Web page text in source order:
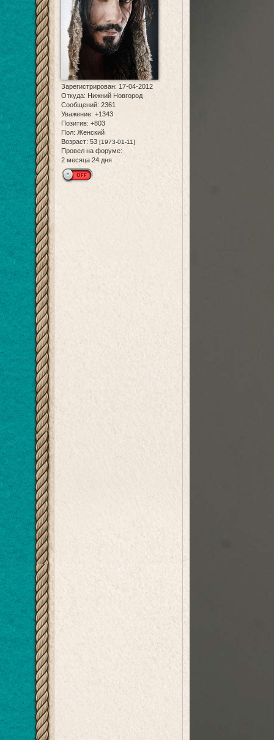
Зарегистрирован: 17-04-2012
Откуда: Нижний Новгород
Сообщений: 2361
Уважение: +1343
Позитив: +803
Пол: Женский
Возраст: 53 [1973-01-11]
Провел на форуме:
2 месяца 24 дня